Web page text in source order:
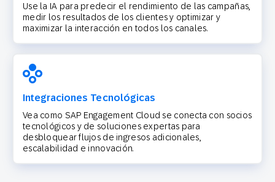
Use la IA para predecir el rendimiento de las campañas,
medir los resultados de los clientes y optimizar y
maximizar la interacción en todos los canales.
Integraciones Tecnológicas
Vea como SAP Engagement Cloud se conecta con socios
tecnológicos y de soluciones expertas para
desbloquear flujos de ingresos adicionales,
escalabilidad e innovación.